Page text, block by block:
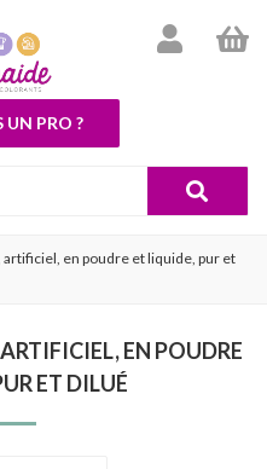
UN PRO ?
artificiel, en poudre et liquide, pur et
EN POUDRE
ET DILUÉ